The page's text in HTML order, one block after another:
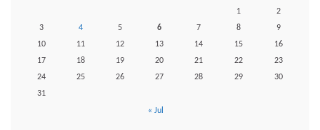
1
2
3
4 5 6 7 8
9
10
11 12 13 14 15
16
17
18 19 20 21 22
23
24
25 26 27 28 29
30
31
« Jul